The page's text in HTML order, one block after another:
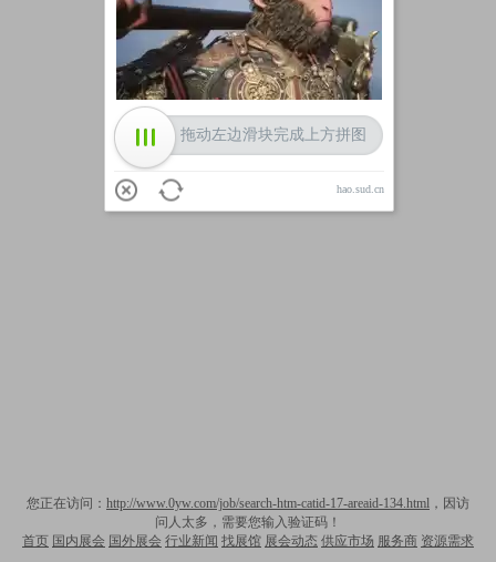
您正在访问： http://www.0yw.com/job/search-htm-catid-17-areaid-134.html ，因访
问人太多，需要您输入验证码！
首页 国内展会 国外展会 行业新闻 找展馆 展会动态 供应市场 服务商 资源需求
加载中
拖动左边滑块完成上方拼图
hao.sud.cn